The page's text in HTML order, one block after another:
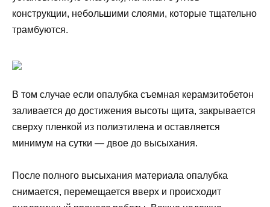
конструкции, небольшими слоями, которые тщательно
трамбуются.
В том случае если опалубка съемная керамзитобетон
заливается до достижения высоты щита, закрывается
сверху пленкой из полиэтилена и оставляется
минимум на сутки — двое до высыхания.
После полного высыхания материала опалубка
снимается, перемещается вверх и происходит